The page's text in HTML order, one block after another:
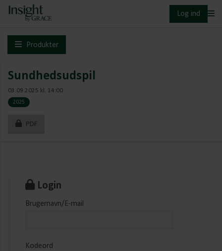
Log ind
Produkter
Sundhedsudspil
03.09.2025 kl. 14:00
2025
PDF
Login
Brugernavn/E-mail
Kodeord